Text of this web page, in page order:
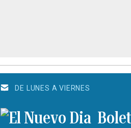
DE LUNES A VIERNES